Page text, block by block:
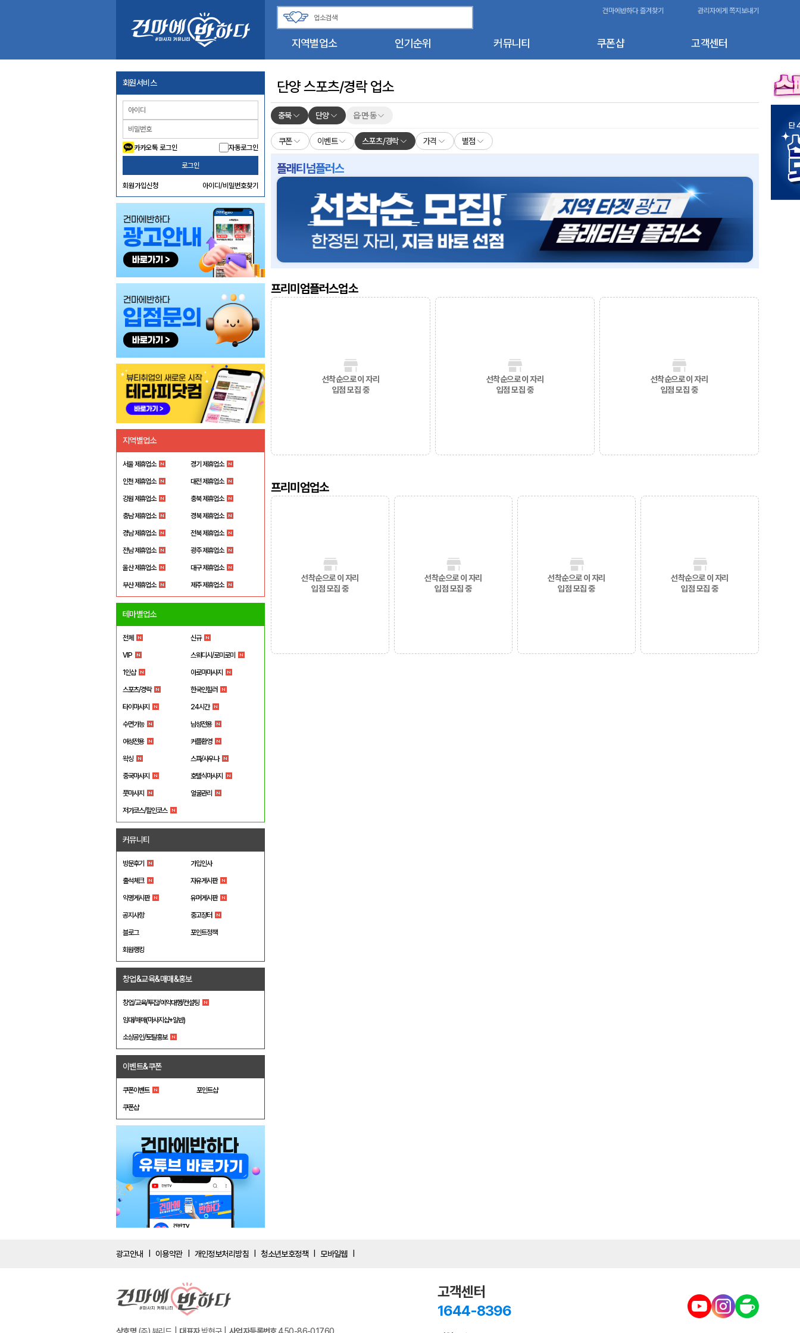
지역별업소 인기순위 커뮤니티 쿠폰샵 고객센터
건마에반하다 즐겨찾기 관리자에게 쪽지보내기
회원서비스
카카오톡 로그인 자동로그인
로그인
회원가입신청 아이디/비밀번호찾기
지역별업소
서울 제휴업소 경기 제휴업소
인천 제휴업소 대전 제휴업소
강원 제휴업소 충북 제휴업소
충남 제휴업소 경북 제휴업소
경남 제휴업소 전북 제휴업소
전남 제휴업소 광주 제휴업소
울산 제휴업소 대구 제휴업소
부산 제휴업소 제주 제휴업소
테마별업소
전체 신규
VIP 스웨디시/로미로미
1인샵 아로마마사지
스포츠/경락 한국인힐러
타이마사지 24시간
수면가능 남성전용
여성전용 커플환영
왁싱 스파/사우나
중국마사지 호텔식마사지
풋마사지 얼굴관리
저가코스/할인코스
커뮤니티
방문후기 가입인사
출석체크 자유게시판
익명게시판 유머게시판
공지사항 중고장터
블로그 포인트정책
회원랭킹
창업&교육&매매&홍보
창업/교육/투잡/예약대행/컨설팅
임대/매매(마사지샵+일반)
소상공인/토탈홍보
이벤트&쿠폰
쿠폰이벤트 포인트샵
쿠폰샵
단양 스포츠/경락 업소
충북 단양 읍·면·동
쿠폰 이벤트 스포츠/경락 가격 별점
플래티넘플러스
프리미엄플러스업소
선착순으로 이 자리
입점 모집 중
선착순으로 이 자리
입점 모집 중
선착순으로 이 자리
입점 모집 중
프리미엄업소
선착순으로 이 자리
입점 모집 중
선착순으로 이 자리
입점 모집 중
선착순으로 이 자리
입점 모집 중
선착순으로 이 자리
입점 모집 중
광고안내 이용약관 개인정보처리방침 청소년보호정책 모바일웹
고객센터
1644-8396